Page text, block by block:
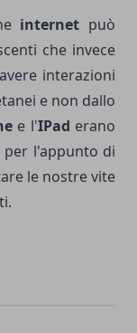
internet può
che invece
interazioni
e non dallo
e l'IPad erano
per l'appunto di
le nostre vite